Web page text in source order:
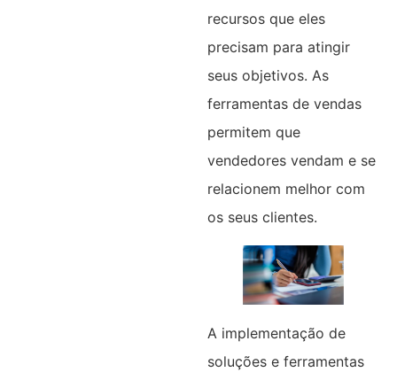
recursos que eles
precisam para atingir
seus objetivos. As
ferramentas de vendas
permitem que
vendedores vendam e se
relacionem melhor com
os seus clientes.
A implementação de
soluções e ferramentas